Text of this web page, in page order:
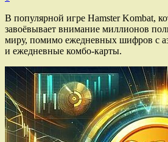
В популярной игре Hamster Kombat,
завоёвывает внимание миллионов
миру, помимо ежедневных шифров с
и ежедневные комбо-карты.